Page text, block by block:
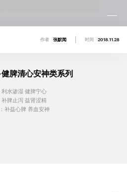
作者 张默闻 时间 2018.11.28
脾清心安神类系列
利水渗湿 健脾宁心
补脾止泻 益肾涩精
补益心脾 养血安神